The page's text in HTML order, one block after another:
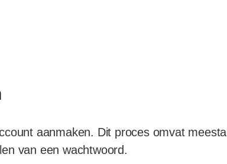
aanmaken. Dit proces omvat meestal
van een wachtwoord.